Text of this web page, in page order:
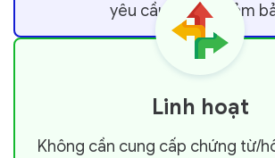
yêu cầu tài sản đảm
Linh hoạt
Không cần cung cấp chứng từ/